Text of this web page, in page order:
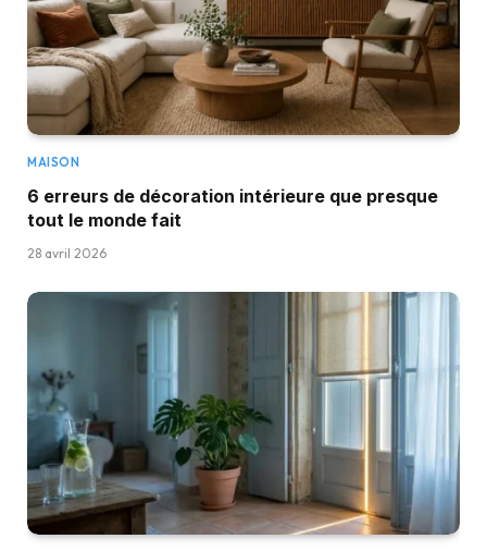
MAISON
6 erreurs de décoration intérieure que presque
tout le monde fait
28 avril 2026